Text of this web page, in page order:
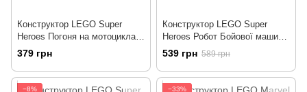
Конструктор LEGO Super
Heroes Погоня на мотоциклах
Людина-Павук vs. Доктор
Восьминіг 77 деталей (76275)
379 грн
Конструктор LEGO Super
Heroes Робот Бойової машини
154 деталей (76277)
539 грн 589 грн
−8% −33%